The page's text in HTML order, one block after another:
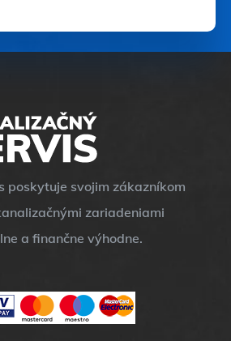
poskytuje svojim zákazníkom
zariadeniami
a finančne výhodne.